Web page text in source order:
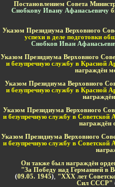
Постановлением Совета
Снобкову Ивану Афанасьевичу
Указом Президиума Верховного
успехи в деле подготовки
Снобков Иван
Указом Президиума Верховного
и безупречную службу в Красной
награждён
Указом Президиума Верховного
и безупречную службу в Красной
Указом Президиума Верховного
и безупречную службу в Советской
награждён
Указом Президиума Верховного
и безупречную службу в Советской
Он также был награждён
"За Победу над Германией в
(09.05. 1945),
"ХХХ лет
Сил СССР"